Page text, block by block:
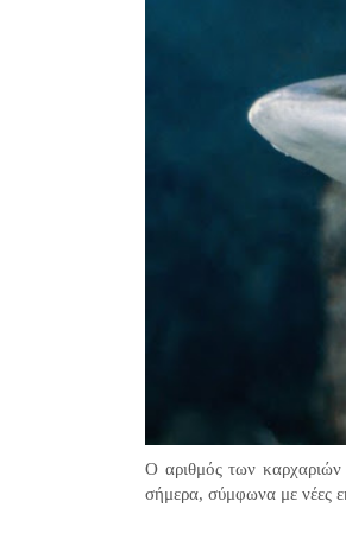
Ο αριθμός των
σήμερα, σύμφωνα με νέες